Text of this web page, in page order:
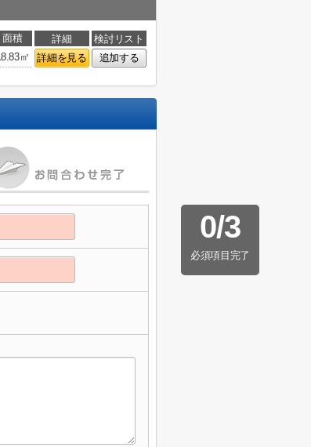
面積 詳細
検討リスト
㎡ 詳細を見る 追加する
0/3
必須項目完了